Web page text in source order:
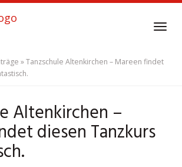
»Tanzschule Altenkirchen – Mareen findet
Altenkirchen –
diesen Tanzkurs